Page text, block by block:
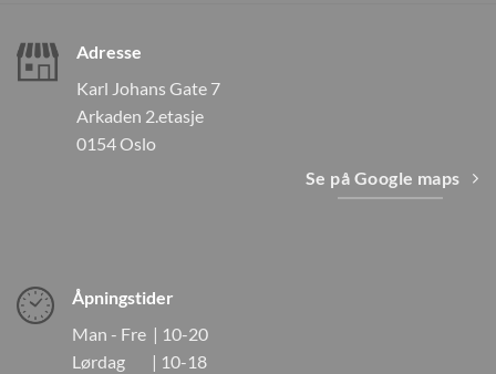
Adresse
Karl Johans Gate 7
Arkaden 2.etasje
0154 Oslo
Se på Google maps
Åpningstider
Man - Fre | 10-20
Lørdag | 10-18